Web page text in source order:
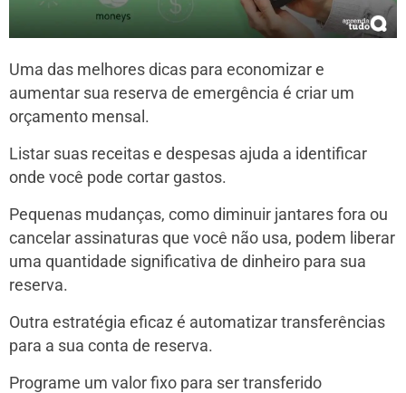
Uma das melhores dicas para economizar e
aumentar sua reserva de emergência é criar um
orçamento mensal.
Listar suas receitas e despesas ajuda a identificar
onde você pode cortar gastos.
Pequenas mudanças, como diminuir jantares fora ou
cancelar assinaturas que você não usa, podem liberar
uma quantidade significativa de dinheiro para sua
reserva.
Outra estratégia eficaz é automatizar transferências
para a sua conta de reserva.
Programe um valor fixo para ser transferido